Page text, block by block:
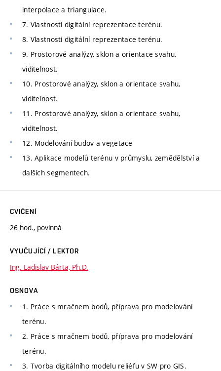
interpolace a triangulace.
7. Vlastnosti digitální reprezentace terénu.
8. Vlastnosti digitální reprezentace terénu.
9. Prostorové analýzy, sklon a orientace svahu,
viditelnost.
10. Prostorové analýzy, sklon a orientace svahu,
viditelnost.
11. Prostorové analýzy, sklon a orientace svahu,
viditelnost.
12. Modelování budov a vegetace
13. Aplikace modelů terénu v průmyslu, zemědělství a
dalších segmentech.
CVIČENÍ
26 hod., povinná
VYUČUJÍCÍ / LEKTOR
Ing. Ladislav Bárta, Ph.D.
OSNOVA
1. Práce s mračnem bodů, příprava pro modelování
terénu.
2. Práce s mračnem bodů, příprava pro modelování
terénu.
3. Tvorba digitálního modelu reliéfu v SW pro GIS.